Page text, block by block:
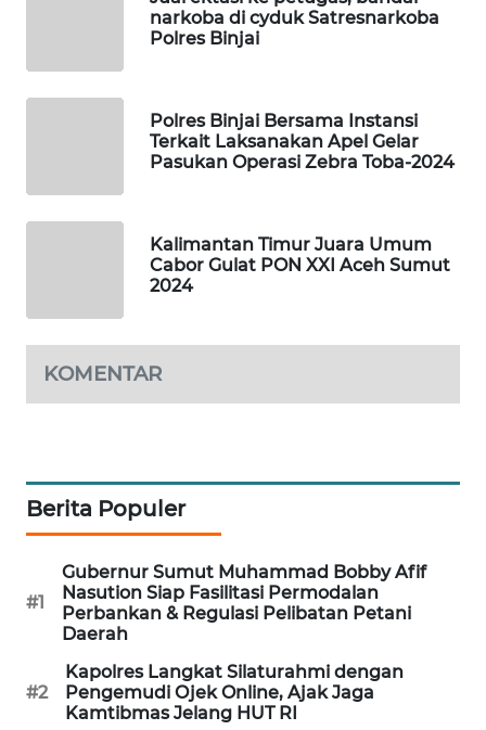
narkoba di cyduk Satresnarkoba
Polres Binjai
Polres Binjai Bersama Instansi
Terkait Laksanakan Apel Gelar
Pasukan Operasi Zebra Toba-2024
Kalimantan Timur Juara Umum
Cabor Gulat PON XXI Aceh Sumut
2024
KOMENTAR
Berita Populer
#1
Gubernur Sumut Muhammad Bobby Afif
Nasution Siap Fasilitasi Permodalan
Perbankan & Regulasi Pelibatan Petani
Daerah
#2
Kapolres Langkat Silaturahmi dengan
Pengemudi Ojek Online, Ajak Jaga
Kamtibmas Jelang HUT RI
NEWS
SITUNGIR
NEWS
SIBARAGAS
METRO
SIANTAR
NEWS
METRO